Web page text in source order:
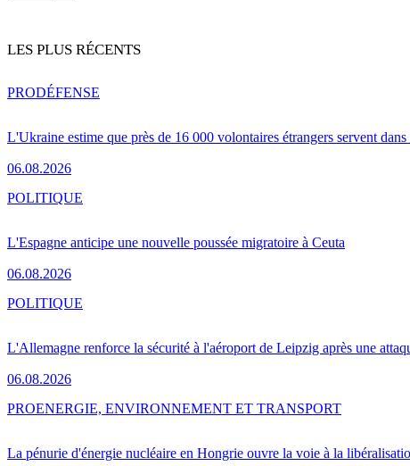
LES PLUS RÉCENTS
L'Ukraine estime que près de 16 000 volontaires étrangers servent dans
06.08.2026
PRODÉFENSE
L'Espagne anticipe une nouvelle poussée migratoire à Ceuta
06.08.2026
POLITIQUE
L'Allemagne renforce la sécurité à l'aéroport de Leipzig après une
06.08.2026
POLITIQUE
La pénurie d'énergie nucléaire en Hongrie ouvre la voie à la
PROENERGIE, ENVIRONNEMENT ET TRANSPORT